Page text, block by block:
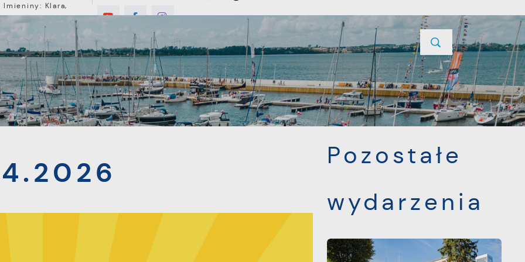
Imieniny: Klara,
Roman, Romuald
MIESZKANIEC TURYSTYKA INWESTYCJE PROJEKTY UNIJNE KONTAKT
POPRZEDNI NASTĘPNY
Pozostałe
wydarzenia